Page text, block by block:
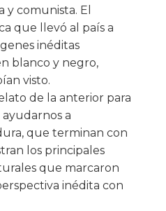
y comunista. El
que llevó al país a
inéditas
blanco y negro,
visto.
de la anterior para
a
que terminan con
los principales
que marcaron
inédita con